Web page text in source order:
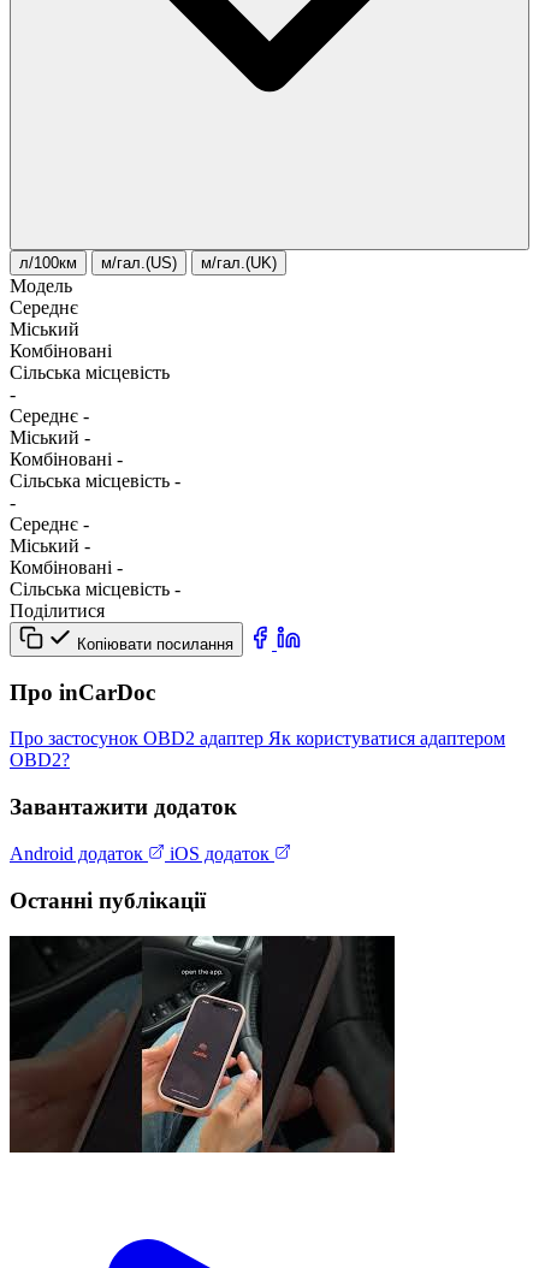
л/100км м/гал.(US) м/гал.(UK)
Модель
Середнє
Міський
Комбіновані
Сільська місцевість
-
Середнє -
Міський -
Комбіновані -
Сільська місцевість -
-
Середнє -
Міський -
Комбіновані -
Сільська місцевість -
Поділитися
Копіювати посилання
Про inCarDoc
Про застосунок OBD2 адаптер Як користуватися адаптером
OBD2?
Завантажити додаток
Android додаток iOS додаток
Останні публікації